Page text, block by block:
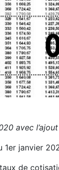
avec
1er janvier
de